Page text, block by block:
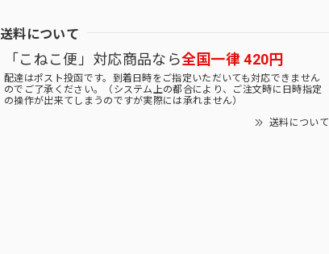
送料について
「こねこ便」対応商品なら全国一律 420円
配達はポスト投函です。到着日時をご指定いただいても対応できません
のでご了承ください。（システム上の都合により、ご注文時に日時指定
の操作が出来てしまうのですが実際には承れません）
送料について